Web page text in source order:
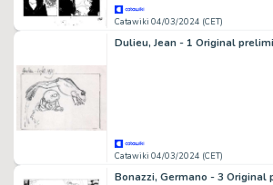
Catawiki 04/03/2024 (CET)
Catawiki 04/03/2024 (CET)